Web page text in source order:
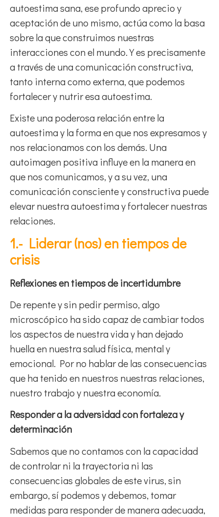
autoestima sana, ese profundo aprecio y
aceptación de uno mismo, actúa como la basa
sobre la que construimos nuestras
interacciones con el mundo. Y es precisamente
a través de una comunicación constructiva,
tanto interna como externa, que podemos
fortalecer y nutrir esa autoestima.
Existe una poderosa relación entre la
autoestima y la forma en que nos expresamos y
nos relacionamos con los demás. Una
autoimagen positiva influye en la manera en
que nos comunicamos, y a su vez, una
comunicación consciente y constructiva puede
elevar nuestra autoestima y fortalecer nuestras
relaciones.
1.- Liderar (nos) en tiempos de
crisis
Reflexiones en tiempos de incertidumbre
De repente y sin pedir permiso, algo
microscópico ha sido capaz de cambiar todos
los aspectos de nuestra vida y han dejado
huella en nuestra salud física, mental y
emocional. Por no hablar de las consecuencias
que ha tenido en nuestros nuestras relaciones,
nuestro trabajo y nuestra economía.
Responder a la adversidad con fortaleza y
determinación
Sabemos que no contamos con la capacidad
de controlar ni la trayectoria ni las
consecuencias globales de este virus, sin
embargo, sí podemos y debemos, tomar
medidas para responder de manera adecuada,